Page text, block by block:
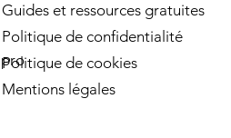
Guides et ressources gratuites
Politique de confidentialité
Politique de cookies
Mentions légales